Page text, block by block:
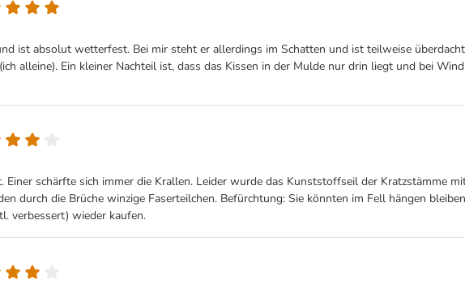
ist absolut wetterfest. Bei mir steht er allerdings im Schatten und ist teilweise
alleine). Ein kleiner Nachteil ist, dass das Kissen in der Mulde nur drin liegt und bei
schärfte sich immer die Krallen. Leider wurde das Kunststoffseil der Kratzstämme
durch die Brüche winzige Faserteilchen. Befürchtung: Sie könnten im Fell hängen
verbessert) wieder kaufen.